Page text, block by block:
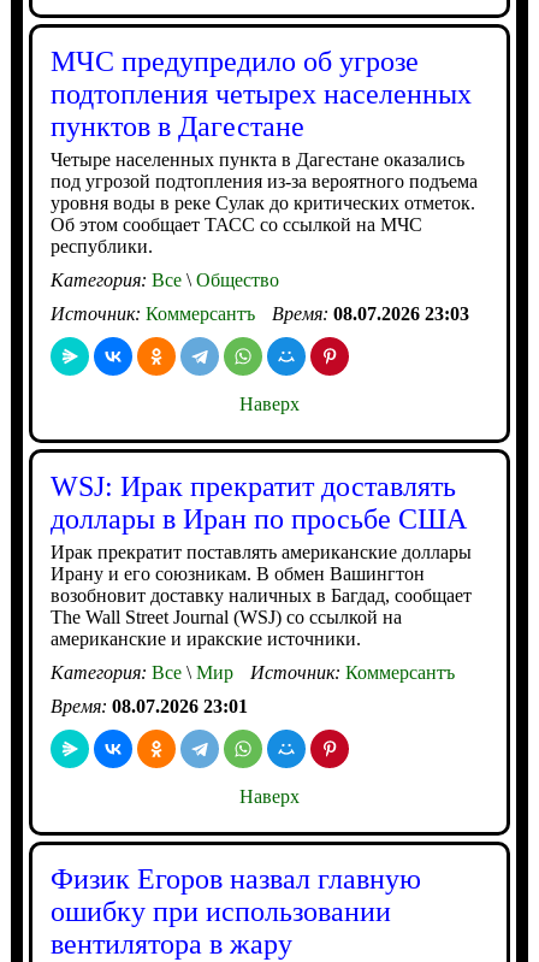
МЧС предупредило об угрозе
подтопления четырех населенных
пунктов в Дагестане
Четыре населенных пункта в Дагестане оказались
под угрозой подтопления из-за вероятного подъема
уровня воды в реке Сулак до критических отметок.
Об этом сообщает ТАСС со ссылкой на МЧС
республики.
Категория: Все\Общество
Источник: Коммерсантъ Время: 08.07.2026 23:03
Наверх
WSJ: Ирак прекратит доставлять
доллары в Иран по просьбе США
Ирак прекратит поставлять американские доллары
Ирану и его союзникам. В обмен Вашингтон
возобновит доставку наличных в Багдад, сообщает
The Wall Street Journal (WSJ) со ссылкой на
американские и иракские источники.
Категория: Все\Мир Источник: Коммерсантъ
Время: 08.07.2026 23:01
Наверх
Физик Егоров назвал главную
ошибку при использовании
вентилятора в жару